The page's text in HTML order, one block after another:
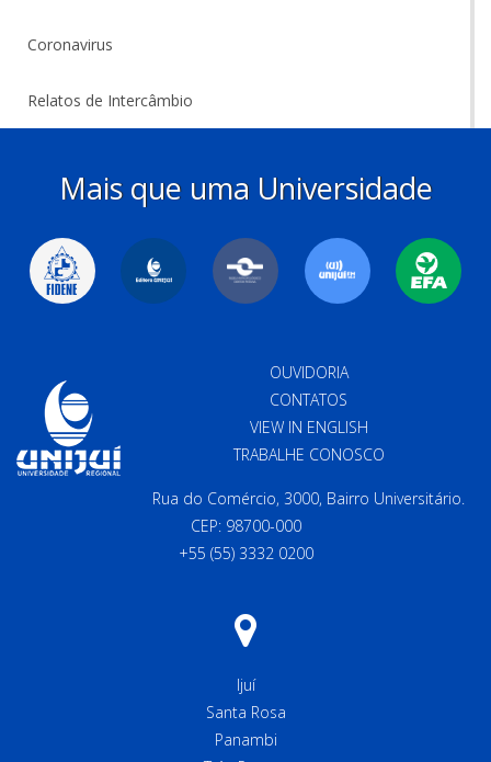
Coronavirus
Relatos de Intercâmbio
Mais que uma Universidade
OUVIDORIA
CONTATOS
VIEW IN ENGLISH
TRABALHE CONOSCO
Rua do Comércio, 3000, Bairro Universitário.
CEP: 98700-000
+55 (55) 3332 0200
Ijuí
Santa Rosa
Panambi